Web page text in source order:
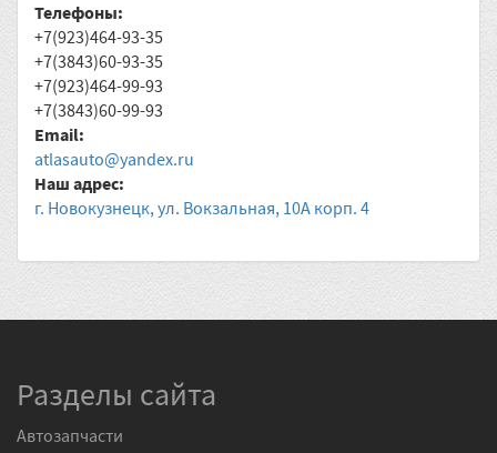
Телефоны:
+7(923)464-93-35
+7(3843)60-93-35
+7(923)464-99-93
+7(3843)60-99-93
Email:
atlasauto@yandex.ru
Наш адрес:
г. Новокузнецк, ул. Вокзальная, 10А корп. 4
Разделы сайта
Автозапчасти